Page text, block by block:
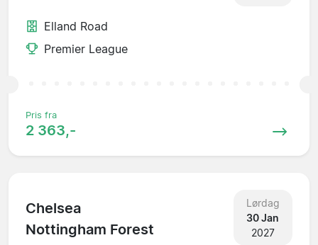
Elland Road
Premier League
Pris fra
2 363,-
Chelsea
Nottingham Forest
Lørdag
30 Jan
2027